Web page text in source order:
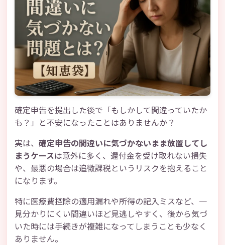
確定申告を提出した後で「もしかして間違っていたか
も？」と不安になったことはありませんか？
実は、 確定申告の間違いに気づかないまま放置してし
まうケースは意外に多く、還付金を受け取れない損失
や、最悪の場合は追徴課税というリスクを抱えること
になります。
特に医療費控除の適用漏れや所得の記入ミスなど、一
見分かりにくい間違いほど見逃しやすく、後から気づ
いた時には手続きが複雑になってしまうことも少なく
ありません。